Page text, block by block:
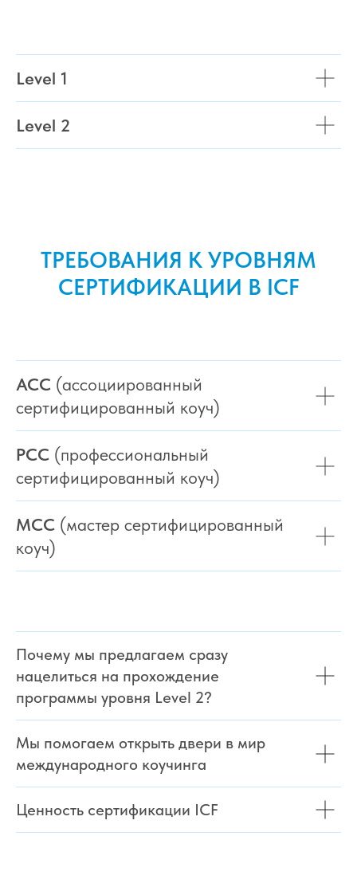
Level 1
Level 2
ТРЕБОВАНИЯ К УРОВНЯМ
СЕРТИФИКАЦИИ В ICF
ACC (ассоциированный
сертифицированный коуч)
PCC (профессиональный
сертифицированный коуч)
MCC (мастер сертифицированный
коуч)
Почему мы предлагаем сразу
нацелиться на прохождение
программы уровня Level 2?
Мы помогаем открыть двери в мир
международного коучинга
Ценность сертификации ICF